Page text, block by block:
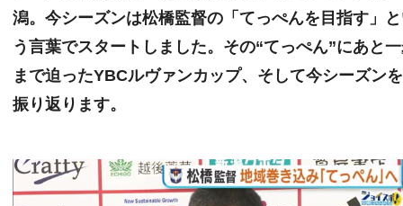
潟。今シーズンは松橋監督の「てっぺんを目指す」
う言葉でスタートしました。その“てっぺん”にあと
まで迫ったYBCルヴァンカップ、そして今シーズンを
振り返ります。